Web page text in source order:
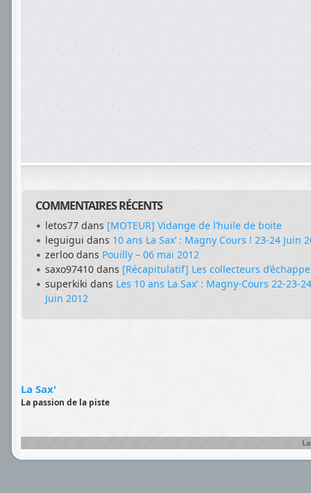
COMMENTAIRES RÉCENTS
letos77 dans [MOTEUR] Vidange de l’huile de boite
leguigui dans 10 ans La Sax’ : Magny Cours ! 23-24 Juin
zerloo dans Pouilly – 06 mai 2012
saxo97410 dans [Récapitulatif] Les collecteurs
superkiki dans Les 10 ans La Sax’ : Magny-Cours 22-23-
Juin 2012
La Sax'
La passion de la piste